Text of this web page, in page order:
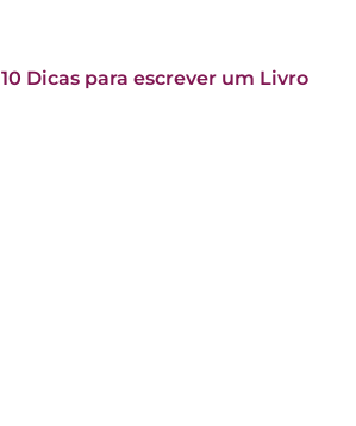
10 Dicas para escrever um Livro